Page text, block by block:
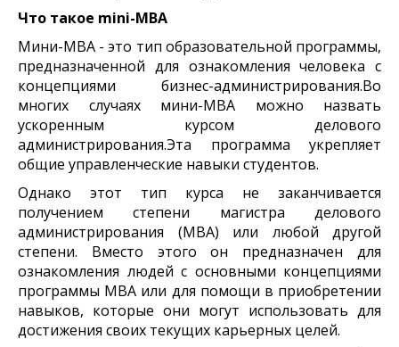
Что такое mini-MBA
Мини-MBA - это тип образовательной программы,
предназначенной для ознакомления человека с
концепциями бизнес-администрирования.Во
многих случаях мини-MBA можно назвать
ускоренным курсом делового
администрирования.Эта программа укрепляет
общие управленческие навыки студентов.
Однако этот тип курса не заканчивается
получением степени магистра делового
администрирования (MBA) или любой другой
степени. Вместо этого он предназначен для
ознакомления людей с основными концепциями
программы MBA или для помощи в приобретении
навыков, которые они могут использовать для
достижения своих текущих карьерных целей.